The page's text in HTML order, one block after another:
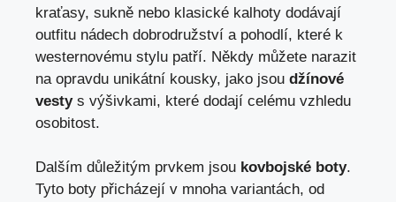
kraťasy, sukně nebo klasické kalhoty dodávají
outfitu nádech dobrodružství a pohodlí, které k
westernovému stylu patří. Někdy můžete narazit
na opravdu unikátní kousky, jako jsou džínové
vestys výšivkami, které dodají celému vzhledu
osobitost.
Dalším důležitým prvkem jsou kovbojské boty.
Tyto boty přicházejí v mnoha variantách, od